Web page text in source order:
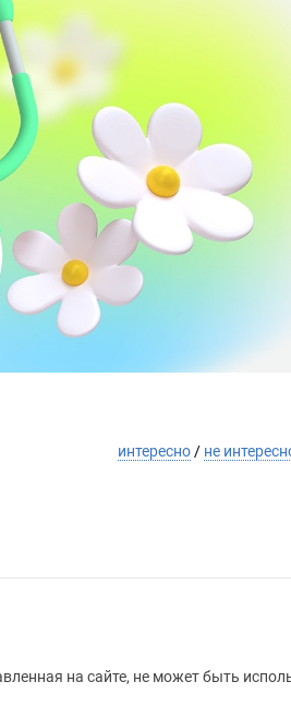
интересно/ не
на сайте, не может быть